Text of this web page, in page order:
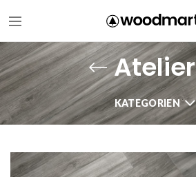
Atelier
KATEGORIEN